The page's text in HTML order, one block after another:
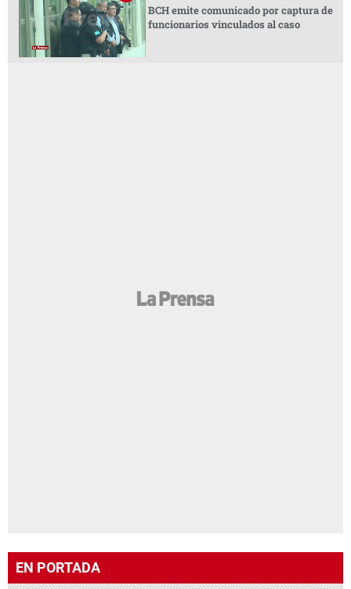
BCH emite comunicado por captura de
funcionarios vinculados al caso
EN PORTADA